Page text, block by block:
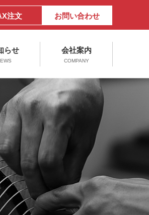
注文 お問い合わせ
らせ 会社案内
COMPANY